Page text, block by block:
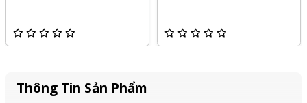
Thông Tin Sản Phẩm